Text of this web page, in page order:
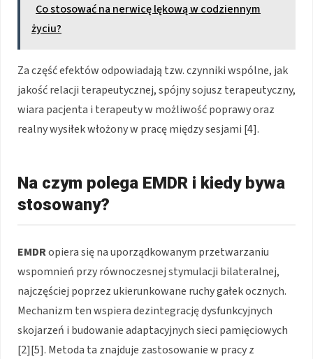
Co stosować na nerwicę lękową w codziennym
życiu?
Za część efektów odpowiadają tzw. czynniki wspólne, jak
jakość relacji terapeutycznej, spójny sojusz terapeutyczny,
wiara pacjenta i terapeuty w możliwość poprawy oraz
realny wysiłek włożony w pracę między sesjami [4].
Na czym polega EMDR i kiedy bywa
stosowany?
EMDRopiera się na uporządkowanym przetwarzaniu
wspomnień przy równoczesnej stymulacji bilateralnej,
najczęściej poprzez ukierunkowane ruchy gałek ocznych.
Mechanizm ten wspiera dezintegrację dysfunkcyjnych
skojarzeń i budowanie adaptacyjnych sieci pamięciowych
[2][5]. Metoda ta znajduje zastosowanie w pracy z